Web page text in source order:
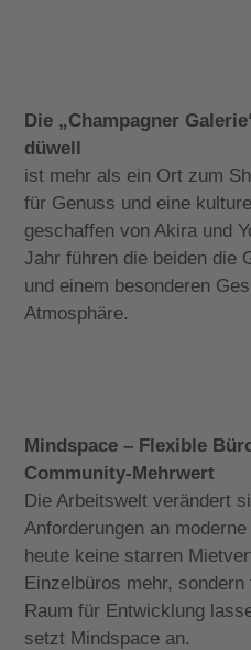
Die „Champagner
düwell
ist mehr als ein Ort zum
für Genuss und eine
geschaffen von Akira und
Jahr führen die beiden die
und einem besonderen
Atmosphäre.
Mindspace – Flexible
Community-Mehrwert
Die Arbeitswelt verändert
Anforderungen an
heute keine starren
Einzelbüros mehr,
Raum für Entwicklung
setzt Mindspace an.